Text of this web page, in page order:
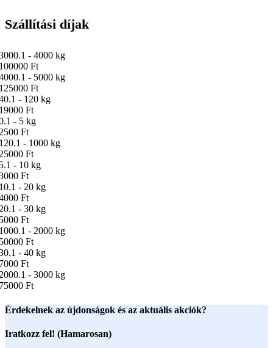
Szállítási díjak
- 4000 kg
Ft
- 5000 kg
Ft
- 120 kg
Ft
- 5 kg
Ft
- 1000 kg
Ft
- 10 kg
Ft
- 20 kg
Ft
- 30 kg
Ft
- 2000 kg
Ft
- 40 kg
Ft
- 3000 kg
Ft
Érdekelnek az újdonságok és az aktuális akciók?
Iratkozz fel! (Hamarosan)